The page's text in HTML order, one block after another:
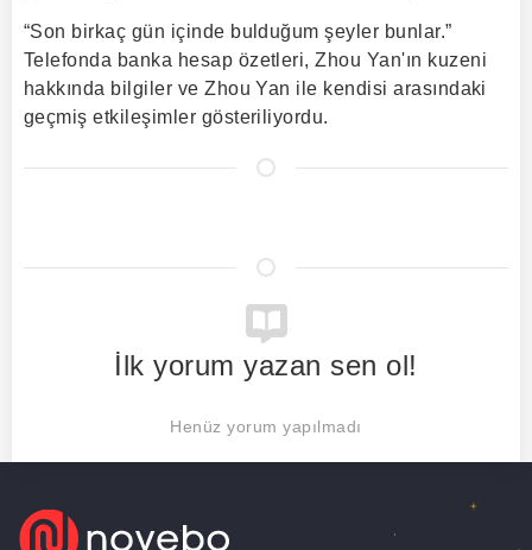
“Son birkaç gün içinde bulduğum şeyler bunlar.”
Telefonda banka hesap özetleri, Zhou Yan'ın kuzeni
hakkında bilgiler ve Zhou Yan ile kendisi arasındaki
geçmiş etkileşimler gösteriliyordu.
İlk yorum yazan sen ol!
Henüz yorum yapılmadı